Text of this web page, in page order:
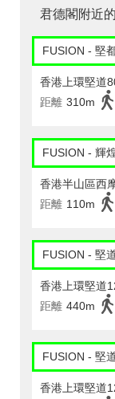
君德閣附近
FUSION - 堅
香港上環堅道
距離 310m
FUSION - 輝
香港半山區西
距離 110m
FUSION - 堅
香港上環堅道
距離 440m
FUSION - 堅
香港上環堅道